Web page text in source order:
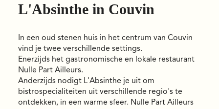
L'Absinthe in Couvin
In een oud stenen huis in het centrum van Couvin
vind je twee verschillende settings.
Enerzijds het gastronomische en lokale restaurant
Nulle Part Ailleurs.
Anderzijds nodigt L'Absinthe je uit om
bistrospecialiteiten uit verschillende regio's te
ontdekken, in een warme sfeer. Nulle Part Ailleurs